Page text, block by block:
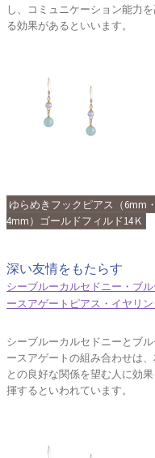
し、コミュニケーション能力
る効果があるといいます。
ゆらめきフックピアス（6mm・
4mm）ゴールドフィルド14Ｋ
深い友情をもたらす
シーブルーカルセドニー・ブ
ースアゲートピアス・イヤリ
シーブルーカルセドニーとブ
ースアゲートの組み合わせは
との良好な関係を望む人に効
揮するといわれています。